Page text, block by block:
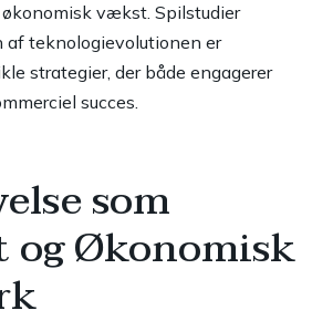
vækst. Spilstudier
af teknologievolutionen er
strategier, der både engagerer
succes.
som
Økonomisk